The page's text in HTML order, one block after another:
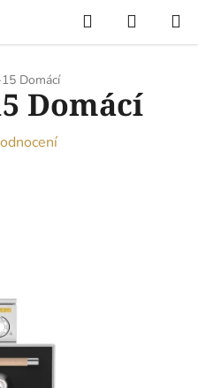
Hledat
KOŠÍK
Domácí
Domácí